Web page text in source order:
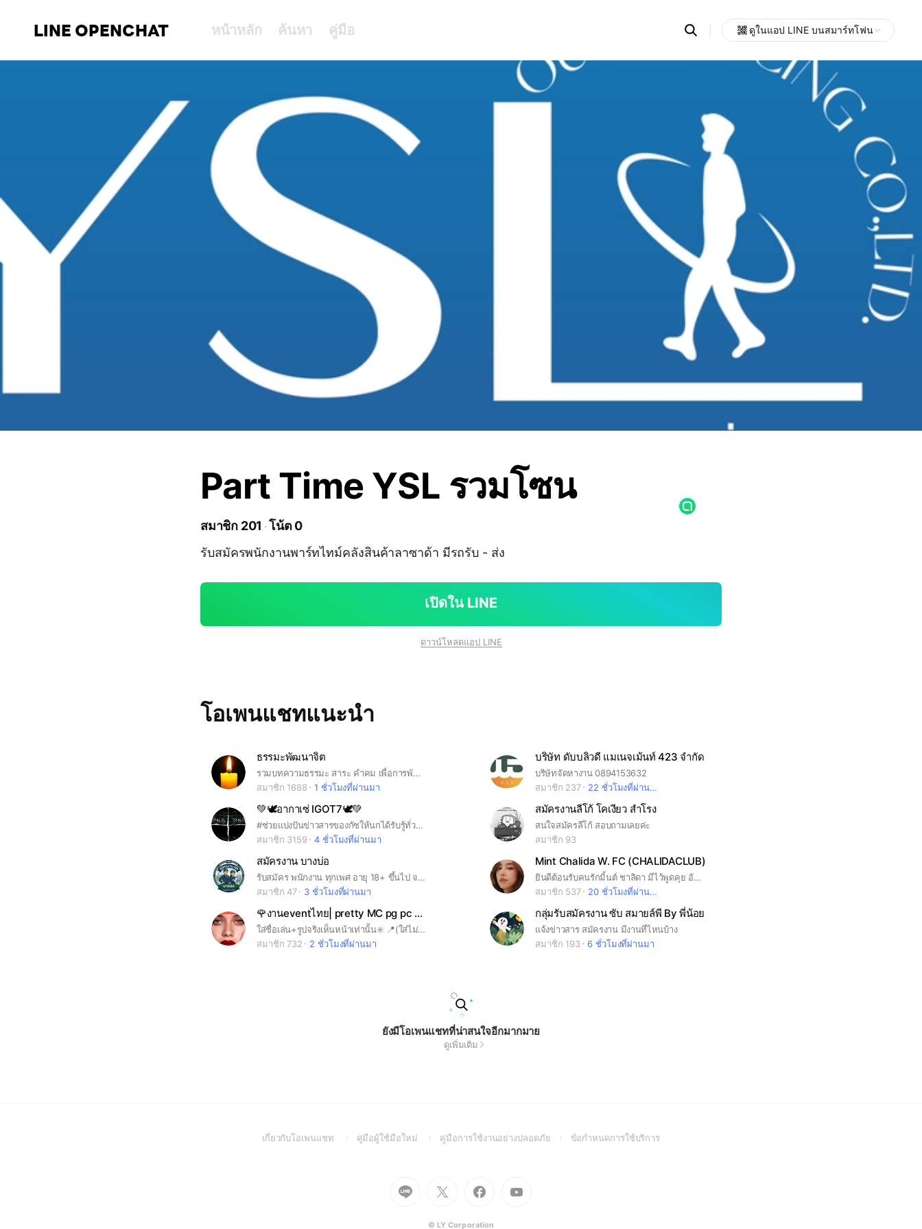
LINE OPENCHAT หน้าหลัก ค้นหา คู่มือ Search
OpenChats
messages
search
ดูในแอป LINE บนสมาร์ทโฟน
Part Time YSL รวมโซน
สมาชิก 201 โน้ต 0
รับสมัครพนักงานพาร์ทไทม์คลังสินค้าลาซาด้า มีรถรับ - ส่ง
เปิดใน LINE
ดาวน์โหลดแอป LINE
โอเพนแชทแนะนำ
ธรรมะพัฒนาจิต
รวมบทความธรรมะ สาระ คำคม เพื่อการพัฒนาและผ่อนคลาย ธรรมะ ครูบาอาจารย์ทุกสาย (ผ่อนคลายจิต พัฒนาสติ สมาธิ ปัญญา)​
สมาชิก 1688
1 ชั่วโมงที่ผ่านมา
บริษัท ดับบลิวดี แมเนจเม้นท์ 423 จำกัด
บริษัทจัดหางาน 0894153632
สมาชิก 237
22 ชั่วโมงที่ผ่านมา
💚🕊อากาเซ่ IGOT7🕊💚
#ช่วยแบ่งปันข่าวสารของกัซให้นกได้รับรู้ทั่วกันนะคะ😍💚🕊🇹🇭
สมาชิก 3159
4 ชั่วโมงที่ผ่านมา
สมัครงานลีโก้ โคเงียว สำโรง
สนใจสมัครลีโก้ สอบถามเลยค่ะ
สมาชิก 93
สมัครงาน บางบ่อ
รับสมัคร พนักงาน ทุกเพศ อายุ 18+ ขึ้นไป จบ ป.6 ก็ทำได้ ขออนุญาตไม่รับ 1. อายุไม่ถึง 18+ 2. มีประวัติอาชญากรรม 3. มีรอยสักนอกร่มผ้าออกตามร่างกาย หน้า คอ แขน นอกร่มผ้าไม่รับ 4. ไม่สามารถทำงานเข้ากะได้ 5. มีประวัติการป่วยที่ส่งผลต่อการปฏิบัติงานหรือมีผลกระทบต่อบุคคลอื่น หรือ ทำๆหยุดๆบ่อยๆ จนทำให้ผู้อื่นต้องทำงานแทนบ่อยครั้ง 6. หนีหนี้มาจนเจ้าหนี้มาตามก่อกวน สร้างความวุ่นวายในบริษัท
สมาชิก 47
3 ชั่วโมงที่ผ่านมา
Mint Chalida W. FC (CHALIDACLUB)
ยินดีต้อนรับคนรักมิ้นต์ ชาลิดา มีไว้พูดคุย อัพเดทความเคลื่อนไหวของมิ้นต์ และคิวงาน รูปงานต่างๆ
สมาชิก 537
20 ชั่วโมงที่ผ่านมา
🌹งานeventไทย| pretty MC pg pc ba staff mascot
ใส่ชื่อเล่น+รูปจริงเห็นหน้าเท่านั้น✳️ 📍(ใส่ไม่ครบไม่แจ้ง ไม่อนุมัติจ้า) 📍 ✅คนทำงาน event ทุกประเภท หาคนทำงาน mc pretty ba pc staff mascot งานวิจัย ได้หมดจ้า ❌งดงานที่เสื่อมเสียทุกประเภท ✅ยกเว้นเชียร์เบียร์ บุหรี่กลางคืนที่เป็นอีเว้นท์ได้จ้า ❌พวกงานเอนนัวเสียตัวเล่นยาไม่ต้องมาบรอดนะคะ nv vipอะไรไปไกลๆ ❌ #pretty #mc #staff #BA #event
สมาชิก 732
2 ชั่วโมงที่ผ่านมา
กลุ่มรับสมัครงาน ซับ สมายล์พี By พี่น้อย
แจ้งข่าวสาร สมัครงาน มีงานที่ไหนบ้าง
สมาชิก 193
6 ชั่วโมงที่ผ่านมา
ยังมีโอเพนแชทที่น่าสนใจอีกมากมาย
ดูเพิ่มเติม
เกี่ยวกับโอเพนแชท
(Openคู่มือผู้ใช้มือใหม่
(Open
window)
คู่มือการใช้งานอย่างปลอดภัย(Openข้อกำหนดการใช้บริการ(Open
Go
to
(Open
Go
to
(Open
Go
to
(Open
to
© LY Corporation